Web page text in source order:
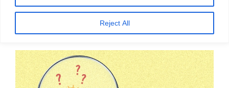
Reject All
अगस्त 26, 2020पर
प्रकाशित
गया
99.9 प्रतिशत मार दिए, चिंता तो 0.1 प्रतिशत की है –
डॉ. सुशील जोशी